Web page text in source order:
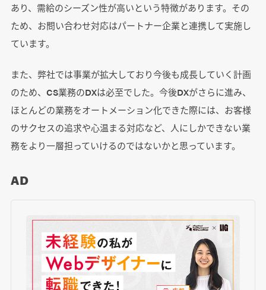
あり、需給のシーズン性が高いという特徴があります。その
ため、お問い合わせ対応はパートナー企業と連携して実施し
ています。
また、弊社では事業が拡大しており今後も成長していく計画
のため、CS業務のDXは必至でした。今後DXがさらに進み、
ほとんどの業務をオートメーション化できた際には、お客様
のサクセスの追求や心温まる対応など、人にしかできない業
務をより一層担っていけるのではないかと思っています。
AD